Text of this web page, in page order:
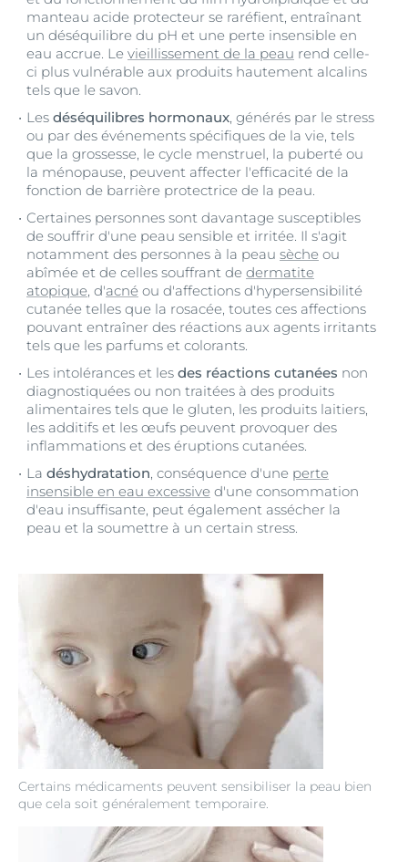
Certains médicaments peuvent sensibiliser la peau bien
que cela soit généralement temporaire.
manteau acide protecteur se raréfient, entraînant
un déséquilibre du pH et une perte insensible en
eau accrue. Le vieillissement de la peau rend celle-
ci plus vulnérable aux produits hautement alcalins
tels que le savon.
Les déséquilibres hormonaux , générés par le stress
ou par des événements spécifiques de la vie, tels
que la grossesse, le cycle menstruel, la puberté ou
la ménopause, peuvent affecter l'efficacité de la
fonction de barrière protectrice de la peau.
Certaines personnes sont davantage susceptibles
de souffrir d'une peau sensible et irritée. Il s'agit
notamment des personnes à la peau sèche ou
abîmée et de celles souffrant de dermatite
atopique , d'acné ou d'affections d'hypersensibilité
cutanée telles que la rosacée, toutes ces affections
pouvant entraîner des réactions aux agents irritants
tels que les parfums et colorants.
Les intolérances et les des réactions cutanées non
diagnostiquées ou non traitées à des produits
alimentaires tels que le gluten, les produits laitiers,
les additifs et les œufs peuvent provoquer des
inflammations et des éruptions cutanées.
La déshydratation , conséquence d'une perte
insensible en eau excessive d'une consommation
d'eau insuffisante, peut également assécher la
peau et la soumettre à un certain stress.